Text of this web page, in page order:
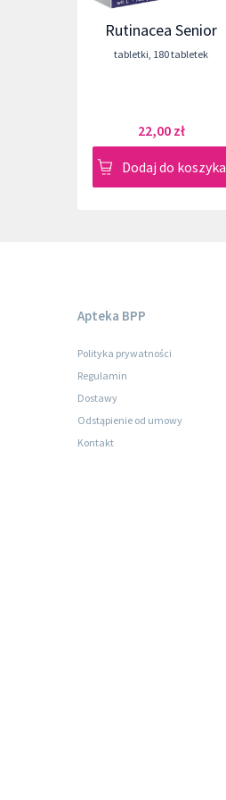
Rutinacea Senior
tabletki 180 tabletek
22,00 zł
Dodaj do koszyka
Apteka BPP
Polityka prywatności
Regulamin
Dostawy
Odstąpienie od umowy
Kontakt